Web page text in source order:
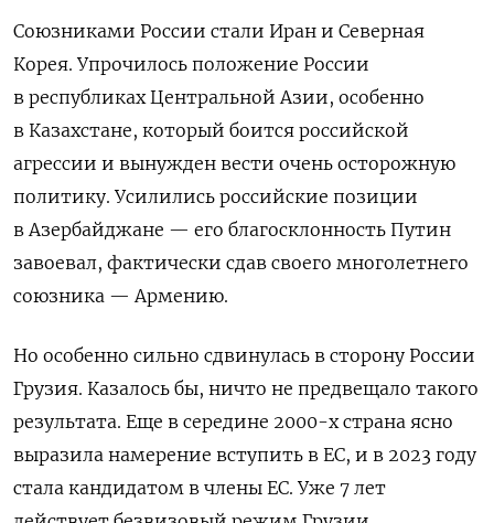
Союзниками России стали Иран и Северная
Корея. Упрочилось положение России
в республиках Центральной Азии, особенно
в Казахстане, который боится российской
агрессии и вынужден вести очень осторожную
политику. Усилились российские позиции
в Азербайджане — его благосклонность Путин
завоевал, фактически сдав своего многолетнего
союзника — Армению.
Но особенно сильно сдвинулась в сторону России
Грузия. Казалось бы, ничто не предвещало такого
результата. Еще в середине 2000-х страна ясно
выразила намерение вступить в ЕС, и в 2023 году
стала кандидатом в члены ЕС. Уже 7 лет